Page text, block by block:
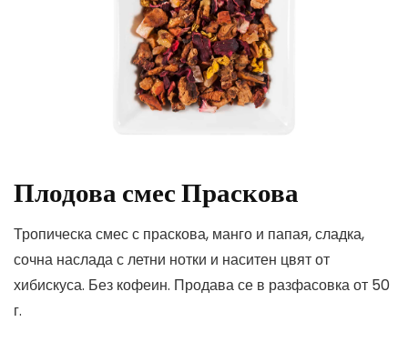
Плодова смес Праскова
Тропическа смес с праскова, манго и папая, сладка,
сочна наслада с летни нотки и наситен цвят от
хибискуса. Без кофеин. Продава се в разфасовка от 50
г.